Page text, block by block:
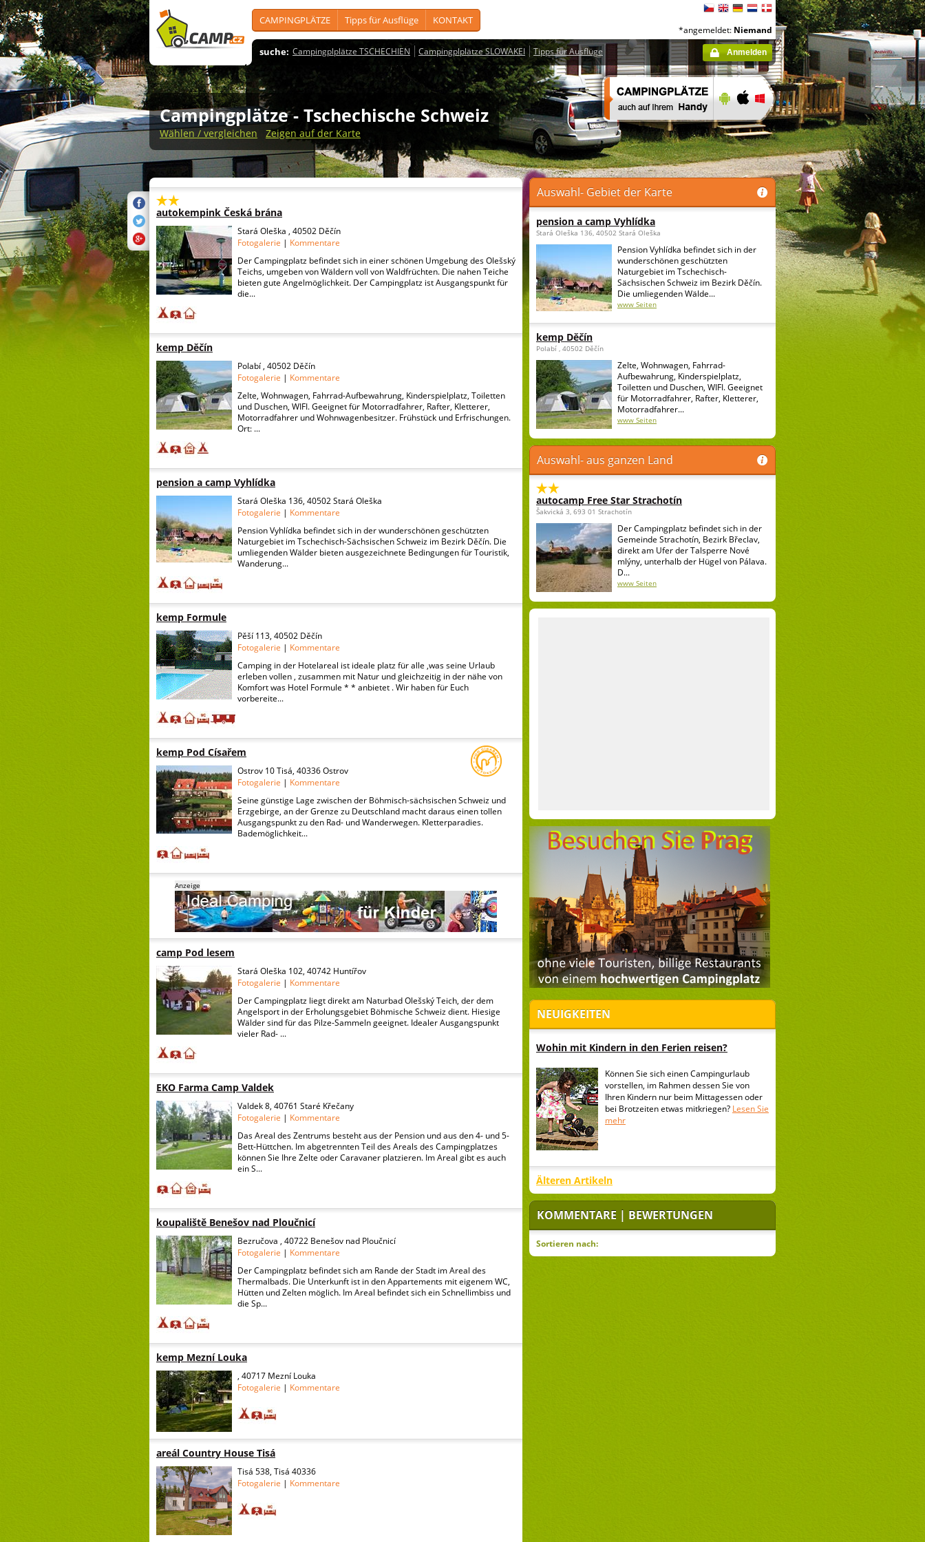
CAMPINGPLÄTZE Tipps für Ausflüge KONTAKT
suche: Campingplplätze TSCHECHIEN Campingplplätze SLOWAKEI Tipps für Ausflüge
*angemeldet: Niemand
Anmelden
Campingplätze - Tschechische Schweiz
Wählen / vergleichen Zeigen auf der Karte
autokempink Česká brána
Stará Oleška , 40502 Děčín
Fotogalerie | Kommentare
Der Campingplatz befindet sich in einer schönen Umgebung des Olešský
Teichs, umgeben von Wäldern voll von Waldfrüchten. Die nahen Teiche
bieten gute Angelmöglichkeit. Der Campingplatz ist Ausgangspunkt für
die...
kemp Děčín
Polabí , 40502 Děčín
Fotogalerie | Kommentare
Zelte, Wohnwagen, Fahrrad-Aufbewahrung, Kinderspielplatz, Toiletten
und Duschen, WIFI. Geeignet für Motorradfahrer, Rafter, Kletterer,
Motorradfahrer und Wohnwagenbesitzer. Frühstück und Erfrischungen.
Ort: ...
pension a camp Vyhlídka
Stará Oleška 136, 40502 Stará Oleška
Fotogalerie | Kommentare
Pension Vyhlídka befindet sich in der wunderschönen geschützten
Naturgebiet im Tschechisch-Sächsischen Schweiz im Bezirk Děčín. Die
umliegenden Wälder bieten ausgezeichnete Bedingungen für Touristik,
Wanderung...
kemp Formule
Pěší 113, 40502 Děčín
Fotogalerie | Kommentare
Camping in der Hotelareal ist ideale platz für alle ,was seine Urlaub
erleben vollen , zusammen mit Natur und gleichzeitig in der nähe von
Komfort was Hotel Formule * * anbietet . Wir haben für Euch
vorbereite...
kemp Pod Císařem
Ostrov 10 Tisá, 40336 Ostrov
Fotogalerie | Kommentare
Seine günstige Lage zwischen der Böhmisch-sächsischen Schweiz und
Erzgebirge, an der Grenze zu Deutschland macht daraus einen tollen
Ausgangspunkt zu den Rad- und Wanderwegen. Kletterparadies.
Bademöglichkeit...
Anzeige
camp Pod lesem
Stará Oleška 102, 40742 Huntířov
Fotogalerie | Kommentare
Der Campingplatz liegt direkt am Naturbad Olešský Teich, der dem
Angelsport in der Erholungsgebiet Böhmische Schweiz dient. Hiesige
Wälder sind für das Pilze-Sammeln geeignet. Idealer Ausgangspunkt
vieler Rad- ...
EKO Farma Camp Valdek
Valdek 8, 40761 Staré Křečany
Fotogalerie | Kommentare
Das Areal des Zentrums besteht aus der Pension und aus den 4- und 5-
Bett-Hüttchen. Im abgetrennten Teil des Areals des Campingplatzes
können Sie Ihre Zelte oder Caravaner platzieren. Im Areal gibt es auch
ein S...
koupaliště Benešov nad Ploučnicí
Bezručova , 40722 Benešov nad Ploučnicí
Fotogalerie | Kommentare
Der Campingplatz befindet sich am Rande der Stadt im Areal des
Thermalbads. Die Unterkunft ist in den Appartements mit eigenem WC,
Hütten und Zelten möglich. Im Areal befindet sich ein Schnellimbiss und
die Sp...
kemp Mezní Louka
, 40717 Mezní Louka
Fotogalerie | Kommentare
areál Country House Tisá
Tisá 538, Tisá 40336
Fotogalerie | Kommentare
Auswahl- Gebiet der Karte
pension a camp Vyhlídka
Stará Oleška 136, 40502 Stará Oleška
Pension Vyhlídka befindet sich in der
wunderschönen geschützten
Naturgebiet im Tschechisch-
Sächsischen Schweiz im Bezirk Děčín.
Die umliegenden Wälde...
www Seiten
kemp Děčín
Polabí , 40502 Děčín
Zelte, Wohnwagen, Fahrrad-
Aufbewahrung, Kinderspielplatz,
Toiletten und Duschen, WIFI. Geeignet
für Motorradfahrer, Rafter, Kletterer,
Motorradfahrer...
www Seiten
Auswahl- aus ganzen Land
autocamp Free Star Strachotín
Šakvická 3, 693 01 Strachotín
Der Campingplatz befindet sich in der
Gemeinde Strachotín, Bezirk Břeclav,
direkt am Ufer der Talsperre Nové
mlýny, unterhalb der Hügel von Pálava.
D...
www Seiten
NEUIGKEITEN
Wohin mit Kindern in den Ferien reisen?
Können Sie sich einen Campingurlaub
vorstellen, im Rahmen dessen Sie von
Ihren Kindern nur beim Mittagessen oder
bei Brotzeiten etwas mitkriegen? Lesen Sie
mehr
Älteren Artikeln
KOMMENTARE | BEWERTUNGEN
Sortieren nach: